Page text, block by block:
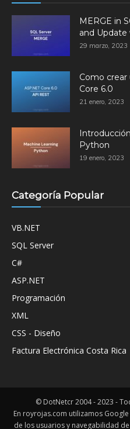
MERGE in
and Update
29 marzo, 2023
Como crear
Core 6.0
21 enero, 2023
Python
19 enero, 2023
Categoría Popular
VB.NET
SQL Server
C#
ASP.NET
Programación
XML
CSS - Diseño
Factura Electrónica Costa Rica
© DotNetcr 2004 - 2023 -
En royrojas.com utilizamos
de los usuarios y navegabilidad